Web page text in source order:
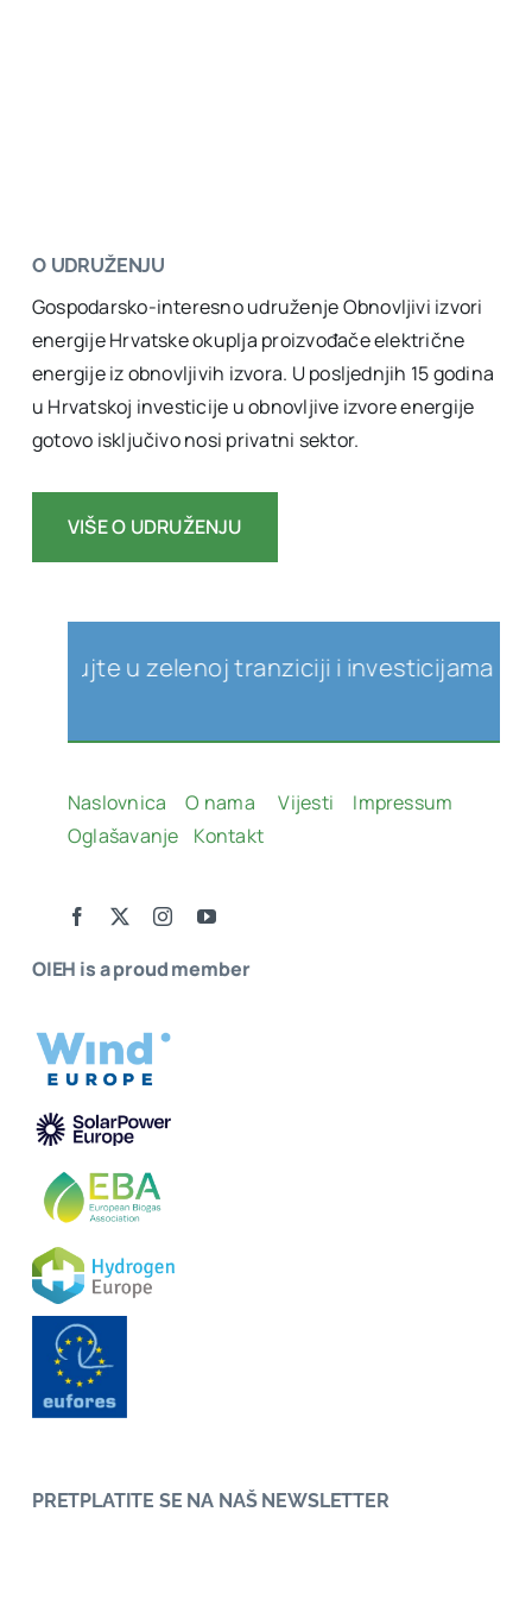
O UDRUŽENJU
Gospodarsko-interesno udruženje Obnovljivi izvori
energije Hrvatske okuplja proizvođače električne
energije iz obnovljivih izvora. U posljednjih 15 godina
u Hrvatskoj investicije u obnovljive izvore energije
gotovo isključivo nosi privatni sektor.
VIŠE O UDRUŽENJU
OIEH is a proud member
PRETPLATITE SE NA NAŠ NEWSLETTER
u zelenoj tranziciji i investicijama u
Naslovnica O nama Vijesti
Impressum
Oglašavanje
Kontakt